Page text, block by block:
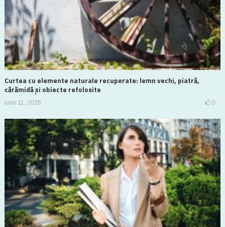
Curtea cu elemente naturale recuperate: lemn vechi, piatră,
cărămidă și obiecte refolosite
iulie 11, 2026 0